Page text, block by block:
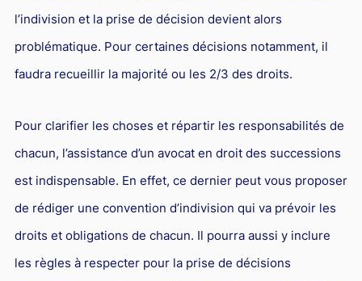
l’indivision et la prise de décision devient alors
problématique. Pour certaines décisions notamment, il
faudra recueillir la majorité ou les 2/3 des droits.
Pour clarifier les choses et répartir les responsabilités de
chacun, l’assistance d’un avocat en droit des successions
est indispensable. En effet, ce dernier peut vous proposer
de rédiger une convention d’indivision qui va prévoir les
droits et obligations de chacun. Il pourra aussi y inclure
les règles à respecter pour la prise de décisions